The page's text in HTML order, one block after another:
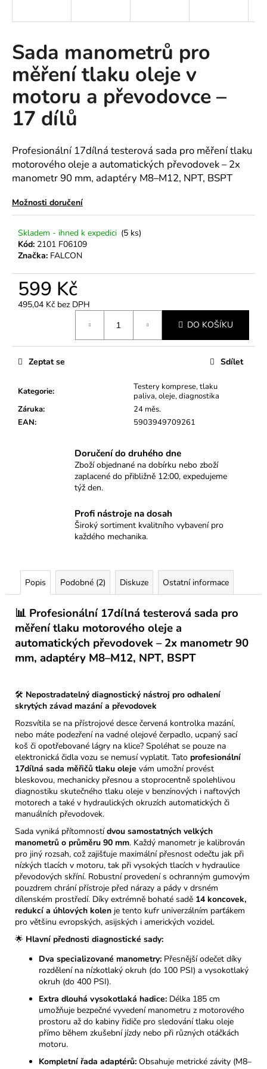
Sada manometrů pro
měření tlaku oleje v
motoru a převodovce –
17 dílů
Profesionální 17dílná testerová sada pro měření tlaku
motorového oleje a automatických převodovek – 2x
manometr 90 mm, adaptéry M8–M12, NPT, BSPT
Možnosti doručení
Skladem - ihned k expedici (5 ks)
Kód: 2101 F06109
Značka: FALCON
599 Kč
495,04 Kč bez DPH
DO KOŠÍKU
Kategorie:
Testery komprese, tlaku
paliva, oleje, diagnostika
Záruka:
24 měs.
EAN: 5903949709261
Zeptat se Sdílet
Doručení do druhého dne
Zboží objednané na dobírku nebo zboží
zaplacené do přibližně 12:00, expedujeme
týž den.
Profi nástroje na dosah
Široký sortiment kvalitního vybavení pro
každého mechanika.
Popis Podobné (2) Diskuze Ostatní informace
📊 Profesionální 17dílná testerová sada pro
měření tlaku motorového oleje a
automatických převodovek – 2x manometr 90
mm, adaptéry M8–M12, NPT, BSPT
🛠️ Nepostradatelný diagnostický nástroj pro odhalení
skrytých závad mazání a převodovek
Rozsvítila se na přístrojové desce červená kontrolka mazání,
nebo máte podezření na vadné olejové čerpadlo, ucpaný sací
koš či opotřebované lágry na klice? Spoléhat se pouze na
elektronická čidla vozu se nemusí vyplatit. Tato profesionální
17dílná sada měřičů tlaku oleje vám umožní provést
bleskovou, mechanicky přesnou a stoprocentně spolehlivou
diagnostiku skutečného tlaku oleje v benzínových i naftových
motorech a také v hydraulických okruzích automatických či
manuálních převodovek.
Sada vyniká přítomnostídvou samostatných velkých
manometrů o průměru 90 mm. Každý manometr je kalibrován
pro jiný rozsah, což zajišťuje maximální přesnost odečtu jak při
nízkých tlacích v motoru, tak při vysokých tlacích v hydraulice
převodových skříní. Robustní provedení s ochranným gumovým
pouzdrem chrání přístroje před nárazy a pády v drsném
dílenském prostředí. Díky extrémně bohaté sadě 14 koncovek,
redukcí a úhlových kolen je tento kufr univerzálním parťákem
pro většinu evropských, asijských i amerických vozidel.
🌟 Hlavní přednosti diagnostické sady:
Dva specializované manometry: Přesnější odečet díky
rozdělení na nízkotlaký okruh (do 100 PSI) a vysokotlaký
okruh (do 400 PSI).
Extra dlouhá vysokotlaká hadice: Délka 185 cm
umožňuje bezpečné vyvedení manometru z motorového
prostoru až do kabiny řidiče pro sledování tlaku oleje
přímo během zkušební jízdy nebo při různých otáčkách
motoru.
Kompletní řada adaptérů: Obsahuje metrické závity (M8–
í
t
?
o
p
o
u
e
PŘÍPRAVEK
MONTÁŽ
PRUŽIN
VENTILŮ
(VALVETRONIC)